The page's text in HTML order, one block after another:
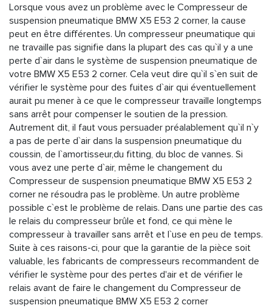
Lorsque vous avez un problème avec le Compresseur de
suspension pneumatique BMW X5 E53 2 corner, la cause
peut en être différentes. Un compresseur pneumatique qui
ne travaille pas signifie dans la plupart des cas qu`il y a une
perte d`air dans le système de suspension pneumatique de
votre BMW X5 E53 2 corner. Cela veut dire qu`il s`en suit de
vérifier le système pour des fuites d`air qui éventuellement
aurait pu mener à ce que le compresseur travaille longtemps
sans arrêt pour compenser le soutien de la pression.
Autrement dit, il faut vous persuader préalablement qu`il n`y
a pas de perte d`air dans la suspension pneumatique du
coussin, de l`amortisseur,du fitting, du bloc de vannes. Si
vous avez une perte d`air, même le changement du
Compresseur de suspension pneumatique BMW X5 E53 2
corner ne résoudra pas le problème. Un autre problème
possible c`est le problème de relais. Dans une partie des cas
le relais du compresseur brûle et fond, ce qui mène le
compresseur à travailler sans arrêt et l`use en peu de temps.
Suite à ces raisons-ci, pour que la garantie de la pièce soit
valuable, les fabricants de compresseurs recommandent de
vérifier le système pour des pertes d'air et de vérifier le
relais avant de faire le changement du Compresseur de
suspension pneumatique BMW X5 E53 2 corner